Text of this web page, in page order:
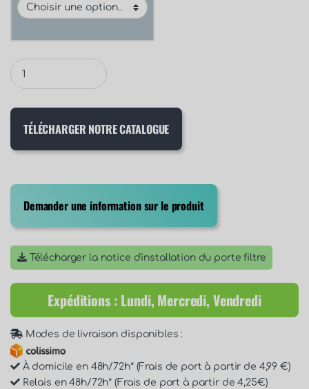
TÉLÉCHARGER NOTRE CATALOGUE
Demander une information sur le produit
Télécharger la notice d'installation du porte filtre
Expéditions : Lundi, Mercredi, Vendredi
Modes de livraison disponibles :
À domicile en 48h/72h* (Frais de port à partir de 4,99 €)
Relais en 48h/72h* (Frais de port à partir de 4,25€)